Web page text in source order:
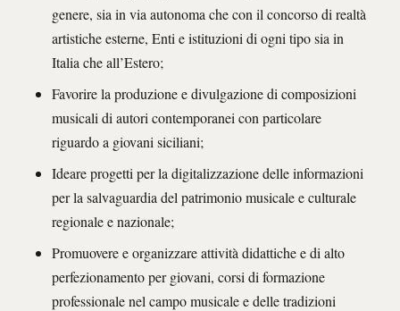
genere, sia in via autonoma che con il concorso di realtà
artistiche esterne, Enti e istituzioni di ogni tipo sia in
Italia che all’Estero;
Favorire la produzione e divulgazione di composizioni
musicali di autori contemporanei con particolare
riguardo a giovani siciliani;
Ideare progetti per la digitalizzazione delle informazioni
per la salvaguardia del patrimonio musicale e culturale
regionale e nazionale;
Promuovere e organizzare attività didattiche e di alto
perfezionamento per giovani, corsi di formazione
professionale nel campo musicale e delle tradizioni